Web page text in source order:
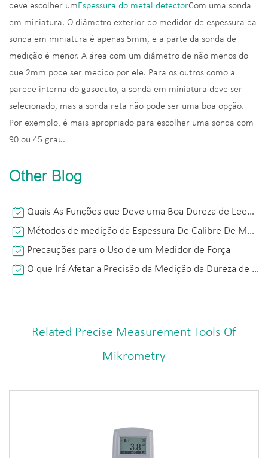
deve escolher umEspessura do metal detectorCom uma sonda
em miniatura. O diâmetro exterior do medidor de espessura da
sonda em miniatura é apenas 5mm, e a parte da sonda de
medição é menor. A área com um diâmetro de não menos do
que 2mm pode ser medido por ele. Para os outros como a
parede interna do gasoduto, a sonda em miniatura deve ser
selecionado, mas a sonda reta não pode ser uma boa opção.
Por exemplo, é mais apropriado para escolher uma sonda com
90 ou 45 grau.
Other Blog
Quais As Funções que Deve uma Boa Dureza de Leeb Testador Tem?
Métodos de medição da Espessura De Calibre De Medição e As Suas Vantagens e Desvantagens
Precauções para o Uso de um Medidor de Força
O que Irá Afetar a Precisão da Medição da Dureza de Leeb Testador?
Related Precise Measurement Tools Of
Mikrometry